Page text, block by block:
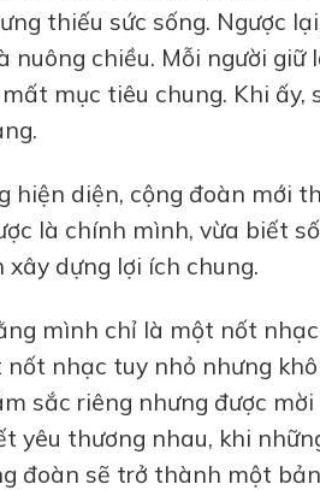
thiếu sức sống. Ngược
chiều. Mỗi người giữ
mục tiêu chung. Khi
hiện diện, cộng đoàn mới
là chính mình, vừa biết
dựng lợi ích chung.
mình chỉ là một nốt
nhạc tuy nhỏ nhưng
sắc riêng nhưng được
yêu thương nhau, khi
đoàn sẽ trở thành một